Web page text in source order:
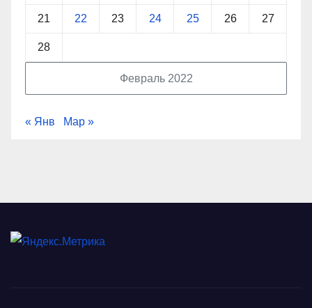
Февраль 2022
21 22 23 24 25 26 27
28
« Янв Мар »